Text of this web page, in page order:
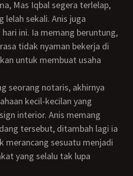
lelah sekali. Anis juga
ini. Ia memang beruntung,
tidak nyaman bekerja di
untuk membuat usaha
kecil-kecilan yang
interior. Anis memang
tersebut, ditambah lagi ia
merancang sesuatu menjadi
yang selalu tak lupa